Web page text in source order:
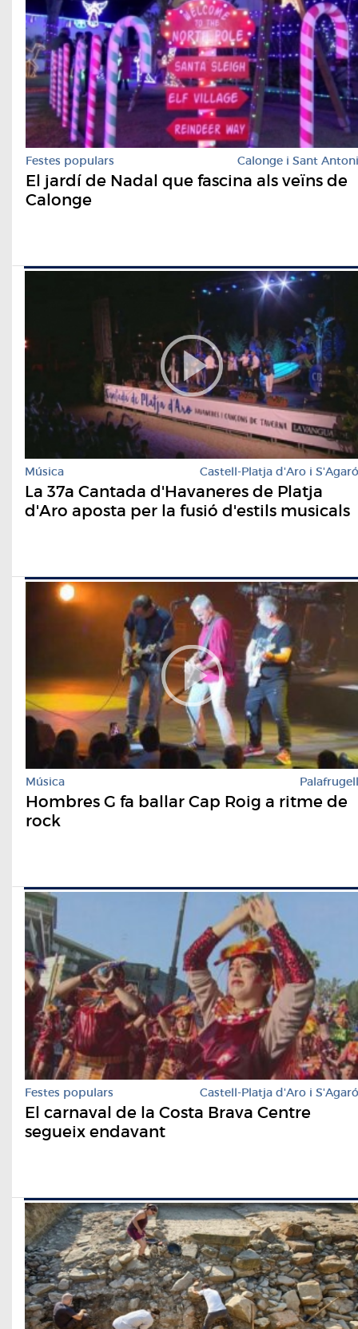
Festes populars Calonge i Sant Antoni
El jardí de Nadal que fascina als veïns de
Calonge
Música Castell-Platja d'Aro i S'Agaró
La 37a Cantada d'Havaneres de Platja
d'Aro aposta per la fusió d'estils musicals
Música Palafrugell
Hombres G fa ballar Cap Roig a ritme de
rock
Festes populars Castell-Platja d'Aro i S'Agaró
El carnaval de la Costa Brava Centre
segueix endavant